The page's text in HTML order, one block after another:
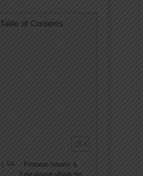
Table of Contents
Printable Islamic &
Educational eBook for